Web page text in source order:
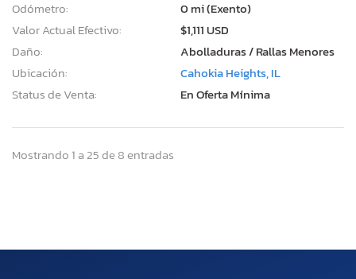
Odómetro:
0 mi (Exento)
Valor Actual Efectivo:
$1,111 USD
Daño:
Abolladuras / Rallas Menores
Ubicación:
Cahokia Heights, IL
Status de Venta:
En Oferta Mínima
Mostrando 1 a 25 de 8 entradas